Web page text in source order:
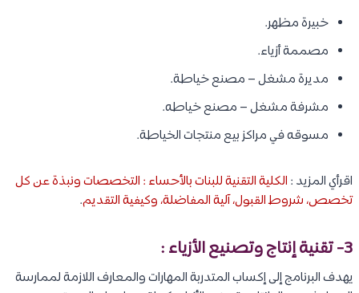
خبيرة مظهر.
مصممة أزياء.
مديرة مشغل – مصنع خياطة.
مشرفة مشغل – مصنع خياطه.
مسوقه في مراكز بيع منتجات الخياطة.
اقرأي المزيد : الكلية التقنية للبنات بالأحساء : التخصصات ونبذة عن كل
تخصص، شروط القبول، آلية المفاضلة، وكيفية التقديم.
3- تقنية إنتاج وتصنيع الأزياء :
يهدف البرنامج إلى إكساب المتدربة المهارات والمعارف اللازمة لممارسة